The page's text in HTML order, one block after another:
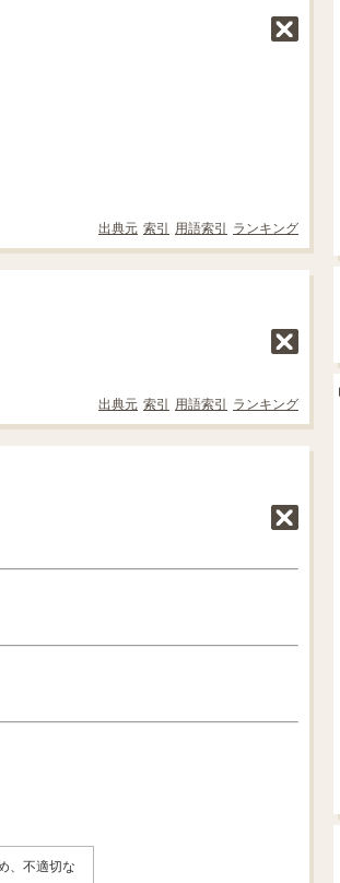
出典元 索引 用語索引 ランキング
出典元 索引 用語索引 ランキング
、不適切な